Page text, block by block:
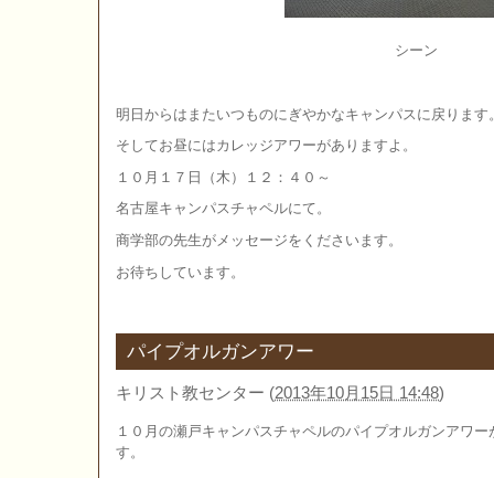
シーン
明日からはまたいつものにぎやかなキャンパスに戻ります
そしてお昼にはカレッジアワーがありますよ。
１０月１７日（木）１２：４０～
名古屋キャンパスチャペルにて。
商学部の先生がメッセージをくださいます。
お待ちしています。
パイプオルガンアワー
キリスト教センター (2013年10月15日 14:48)
１０月の瀬戸キャンパスチャペルのパイプオルガンアワ
す。